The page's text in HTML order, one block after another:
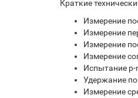
Краткие
Измерение
Измерение
Измерение
Измерение
Испытание p-
Удержание
Измерение